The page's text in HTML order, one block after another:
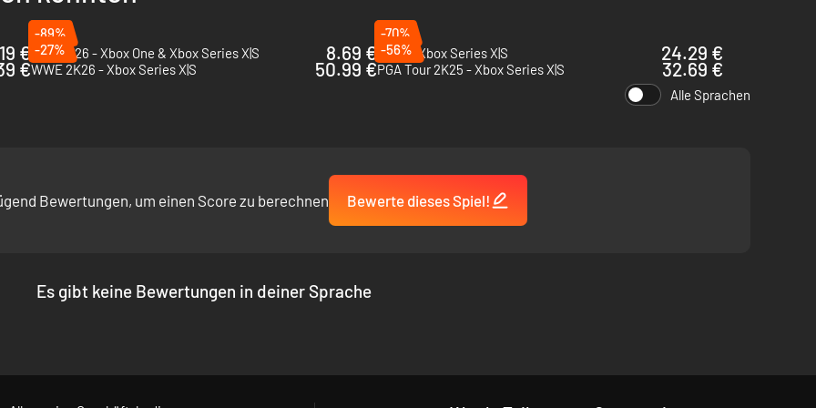
UNTER https://www.easports.com/madden-nfl/game-disclaimers.
€
-89%
NBA 2K26 - Xbox One & Xbox Series X|S
8.69 €
-70%
F1 25 - Xbox Series X|S
24.29 €
€
-27%
WWE 2K26 - Xbox Series X|S
50.99 €
-56%
PGA Tour 2K25 - Xbox Series X|S
32.69 €
Alle Sprachen
Bewertungen, um einen Score zu berechnen Bewerte dieses Spiel!
Es gibt keine Bewertungen in deiner Sprache